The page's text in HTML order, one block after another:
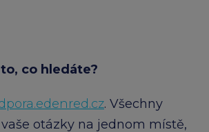
co hledáte?
. Všechny
otázky na jednom místě,